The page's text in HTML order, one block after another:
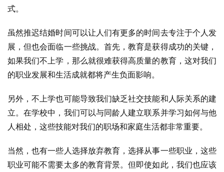
式。
虽然推迟结婚时间可以让人们有更多的时间去专注于个人发
展，但也会面临一些挑战。首先，教育是获得成功的关键，
如果我们不上学，那么就很难获得高质量的教育，这对我们
的职业发展和生活成就都将产生负面影响。
另外，不上学也可能导致我们缺乏社交技能和人际关系的建
立。在学校中，我们可以与同龄人建立联系并学习如何与他
人相处，这些技能对我们的职场和家庭生活都非常重要。
当然，也有一些人选择放弃教育，选择从事一些职业，这些
职业可能不需要太多的教育背景。但即使如此，我们也应该